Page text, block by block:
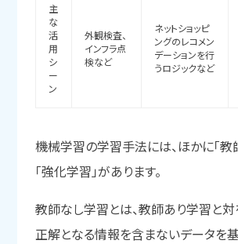
主
な
活
用
シ
ー
ン
外観検査、
インフラ点
検など
ネットショッピ
ングのレコメン
デーションを行
うロジックなど
機械学習の学習手法には、ほかに「教
「強化学習」があります。
教師なし学習とは、教師あり学習と対
正解となる情報を含まないデータを